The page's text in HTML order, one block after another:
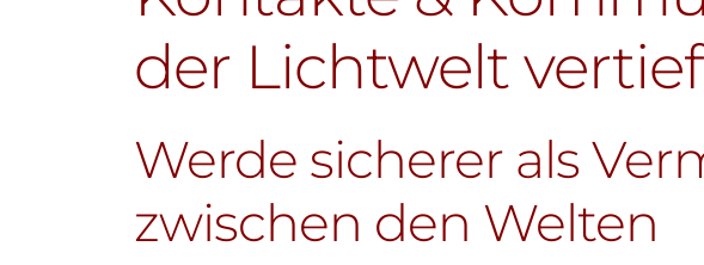
der Lichtwelt
Werde sicherer als
zwischen den Welten